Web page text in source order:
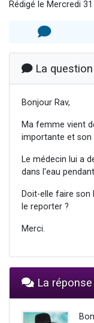
Rédigé le Mercredi
La question
Bonjour Rav,
Ma femme vient
importante et son
Le médecin lui a
dans l'eau
Doit-elle faire son
le reporter ?
Merci.
La réponse